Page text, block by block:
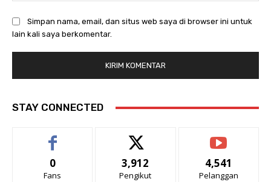
Simpan nama, email, dan situs web saya di browser ini untuk
lain kali saya berkomentar.
STAY CONNECTED
0
Fans
3,912
Pengikut
4,541
Pelanggan